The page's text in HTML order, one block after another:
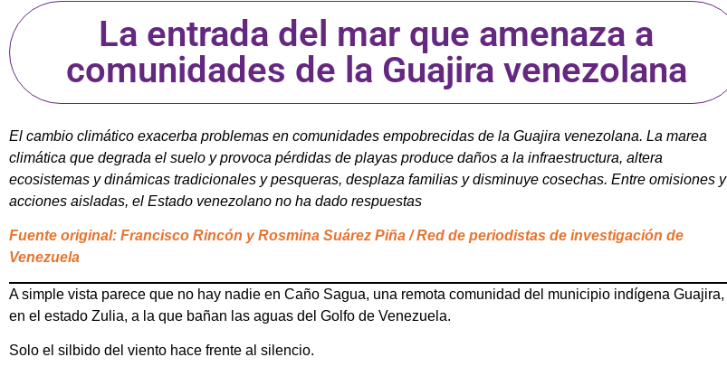
La entrada del mar que amenaza a
comunidades de la Guajira venezolana
El cambio climático exacerba problemas en comunidades empobrecidas de la Guajira venezolana. La marea
climática que degrada el suelo y provoca pérdidas de playas produce daños a la infraestructura, altera
ecosistemas y dinámicas tradicionales y pesqueras, desplaza familias y disminuye cosechas. Entre omisiones y
acciones aisladas, el Estado venezolano no ha dado respuestas
Fuente original: Francisco Rincón y Rosmina Suárez Piña / Red de periodistas de investigación de
Venezuela
A simple vista parece que no hay nadie en Caño Sagua, una remota comunidad del municipio indígena Guajira,
en el estado Zulia, a la que bañan las aguas del Golfo de Venezuela.
Solo el silbido del viento hace frente al silencio.